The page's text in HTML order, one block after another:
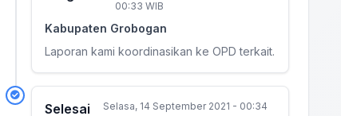
00:33 WIB
Kabupaten Grobogan
Laporan kami koordinasikan ke OPD terkait.
Selesai
Selasa, 14 September 2021 - 00:34